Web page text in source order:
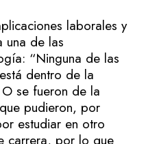
laborales y
una de las
“Ninguna de las
dentro de la
se fueron de la
pudieron, por
estudiar en otro